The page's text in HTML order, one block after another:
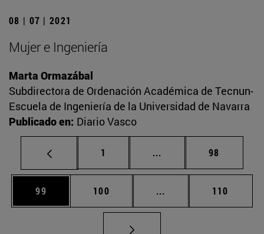
08 | 07 | 2021
Mujer e Ingeniería
Marta Ormazábal
Subdirectora de Ordenación Académica de Tecnun-
Escuela de Ingeniería de la Universidad de Navarra
Publicado en: Diario Vasco
Página
1 ... Páginas intermedias
Página
98
Página
99 Página
100 ... Páginas intermedias
Página
110